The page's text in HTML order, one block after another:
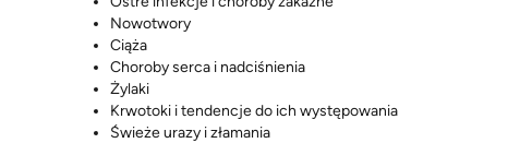
Nowotwory
Ciąża
Choroby serca i nadciśnienia
Żylaki
Krwotoki i tendencje do ich występowania
Świeże urazy i złamania